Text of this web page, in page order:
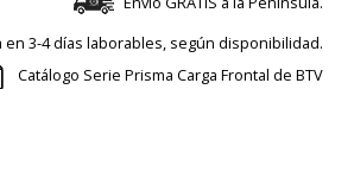
en 3-4 días laborables, según disponibilidad.
Catálogo Serie Prisma Carga Frontal de BTV